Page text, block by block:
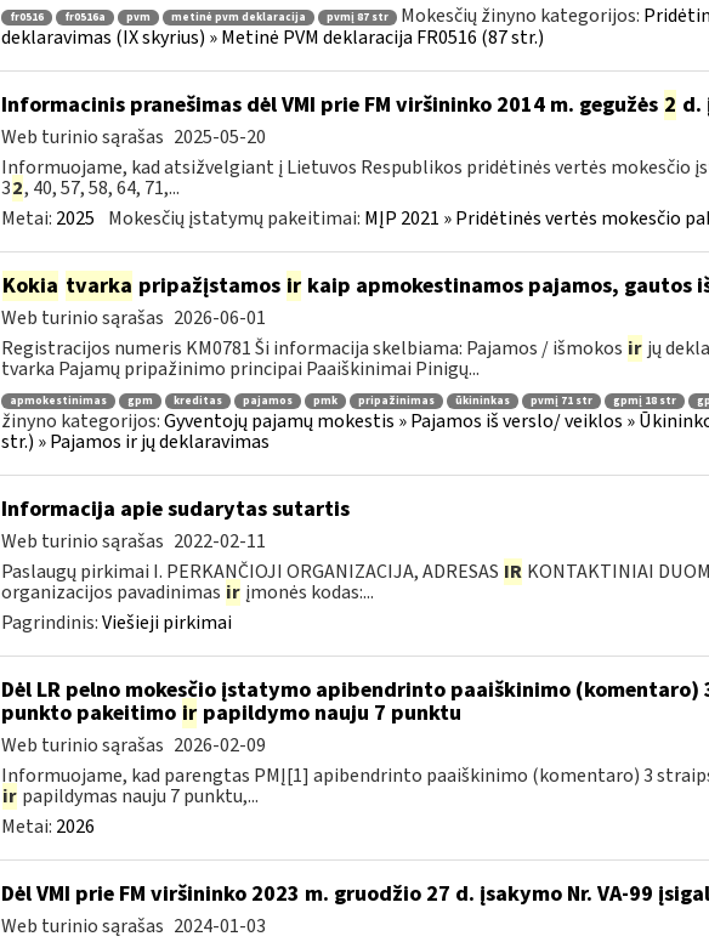
fr0516 fr0516a pvm metinė pvm deklaracija pvmį 87 str Mokesčių žinyno kategorijos:
deklaravimas (IX skyrius) » Metinė PVM deklaracija FR0516 (87 str.)
Informacinis pranešimas dėl VMI prie FM viršininko 2014 m. gegužės 2 d.
Web turinio sąrašas 2025-05-20
Informuojame, kad atsižvelgiant į Lietuvos Respublikos pridėtinės vertės mokesčio
32, 40, 57, 58, 64, 71,...
Metai: 2025 Mokesčių įstatymų pakeitimai: MĮP 2021 » Pridėtinės vertės mokesčio
Kokia tvarka pripažįstamos irkaip apmokestinamos pajamos, gautos
Web turinio sąrašas 2026-06-01
Registracijos numeris KM0781 Ši informacija skelbiama: Pajamos / išmokos ir jų
tvarka Pajamų pripažinimo principai Paaiškinimai Pinigų...
apmokestinimas gpm kreditas pajamos pmk pripažinimas ūkininkas pvmį 71 str gpmį 18 str
žinyno kategorijos:Gyventojų pajamų mokestis » Pajamos iš verslo/ veiklos »
str.) » Pajamos ir jų deklaravimas
Informacija apie sudarytas sutartis
Web turinio sąrašas 2022-02-11
Paslaugų pirkimai I. PERKANČIOJI ORGANIZACIJA, ADRESAS IR KONTAKTINIAI
organizacijos pavadinimas ir įmonės kodas:...
Pagrindinis:Viešieji pirkimai
Dėl LR pelno mokesčio įstatymo apibendrinto paaiškinimo (komentaro)
punkto pakeitimo irpapildymo nauju 7 punktu
Web turinio sąrašas 2026-02-09
Informuojame, kad parengtas PMĮ[1] apibendrinto paaiškinimo (komentaro) 3
ir papildymas nauju 7 punktu,...
Metai: 2026
Dėl VMI prie FM viršininko 2023 m. gruodžio 27 d. įsakymo Nr. VA-99
Web turinio sąrašas 2024-01-03